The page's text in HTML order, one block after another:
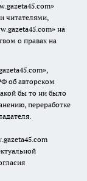
читателями,
на
о правах на
об авторском
бы то ни было
переработке